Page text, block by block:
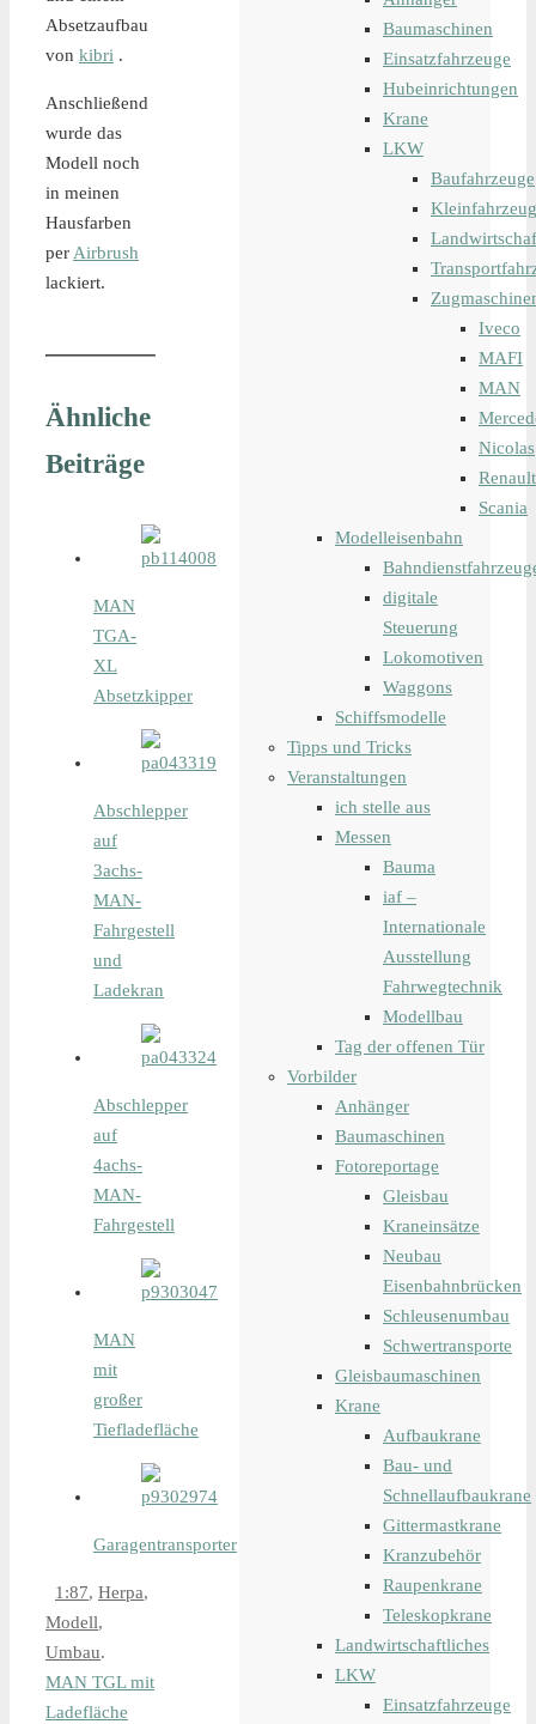
Absetzaufbau
von kibri .
Anschließend
wurde das
Modell noch
in meinen
Hausfarben
per Airbrush
lackiert.
Ähnliche
Beiträge
MAN
TGA-
XL
Absetzkipper
Abschlepper
auf
3achs-
MAN-
Fahrgestell
und
Ladekran
Abschlepper
auf
4achs-
MAN-
Fahrgestell
MAN
mit
großer
Tiefladefläche
Garagentransporter
1:87, Herpa,
Modell,
Umbau.
MAN TGL mit
Ladefläche
Baumaschinen
Einsatzfahrzeuge
Hubeinrichtungen
Krane
LKW
Baufahrzeuge
Iveco
MAFI
MAN
Nicolas
Renault
Scania
Modelleisenbahn
digitale
Steuerung
Lokomotiven
Waggons
Schiffsmodelle
Tipps und Tricks
Veranstaltungen
ich stelle aus
Messen
Bauma
iaf –
Internationale
Ausstellung
Fahrwegtechnik
Modellbau
Tag der offenen Tür
Vorbilder
Anhänger
Baumaschinen
Fotoreportage
Gleisbau
Kraneinsätze
Neubau
Eisenbahnbrücken
Schleusenumbau
Schwertransporte
Gleisbaumaschinen
Krane
Aufbaukrane
Bau- und
Schnellaufbaukrane
Gittermastkrane
Kranzubehör
Raupenkrane
Teleskopkrane
Landwirtschaftliches
LKW
Einsatzfahrzeuge